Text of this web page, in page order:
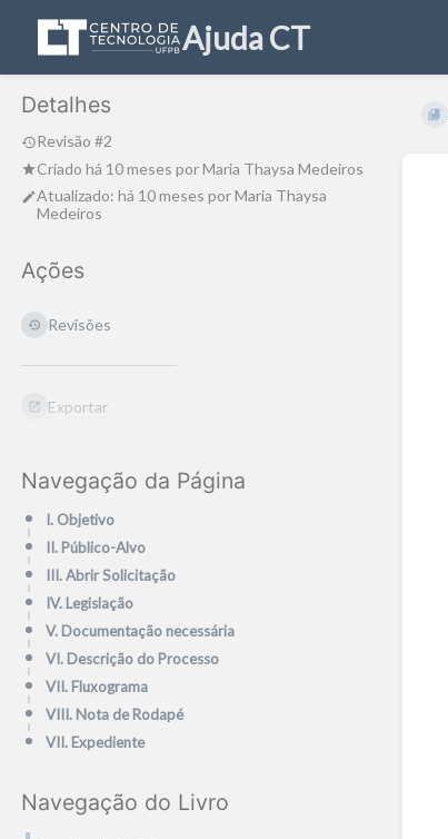
Ajuda CT
Detalhes
Revisão #2
Criado há 10 meses porMaria Thaysa Medeiros
Atualizado: há 10 meses porMaria Thaysa
Medeiros
Ações
Revisões
Exportar
Navegação da Página
I. Objetivo
II. Público-Alvo
III. Abrir Solicitação
IV. Legislação
V. Documentação necessária
VI. Descrição do Processo
VII. Fluxograma
VIII. Nota de Rodapé
VII. Expediente
Navegação do Livro